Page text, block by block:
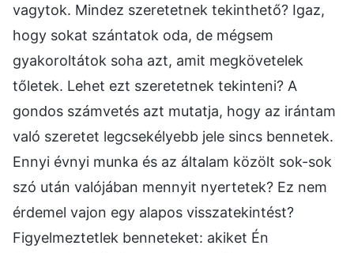
vagytok. Mindez szeretetnek tekinthető? Igaz,
hogy sokat szántatok oda, de mégsem
gyakoroltátok soha azt, amit megkövetelek
tőletek. Lehet ezt szeretetnek tekinteni? A
gondos számvetés azt mutatja, hogy az irántam
való szeretet legcsekélyebb jele sincs bennetek.
Ennyi évnyi munka és az általam közölt sok-sok
szó után valójában mennyit nyertetek? Ez nem
érdemel vajon egy alapos visszatekintést?
Figyelmeztetlek benneteket: akiket Én